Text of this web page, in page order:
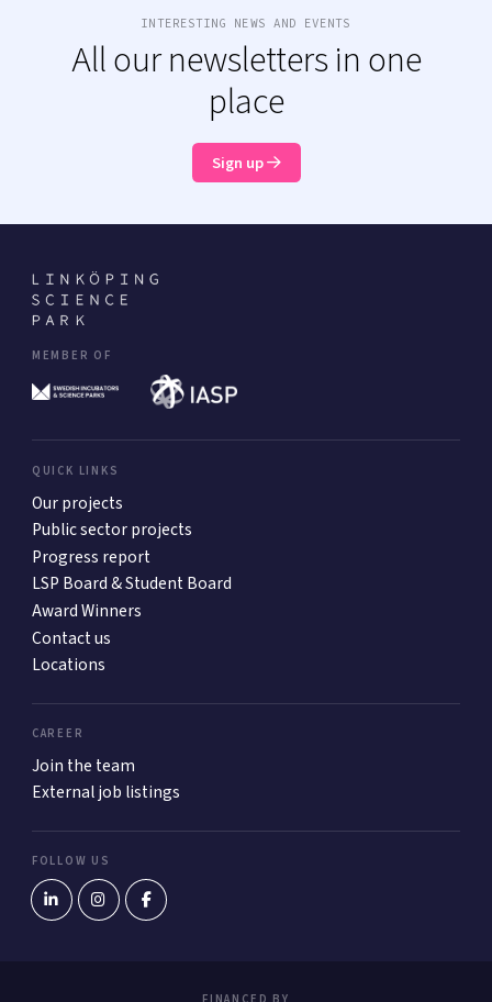
INTERESTING NEWS AND EVENTS
All our newsletters in one
place
Sign up
MEMBER OF
QUICK LINKS
Our projects
Public sector projects
Progress report
LSP Board & Student Board
Award Winners
Contact us
Locations
CAREER
Join the team
External job listings
FOLLOW US